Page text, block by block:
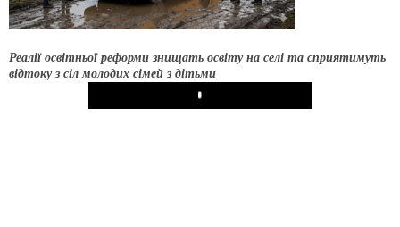
Реалії освітньої реформи знищать освіту на селі та сприятимуть
відтоку з сіл молодих сімей з дітьми
Play